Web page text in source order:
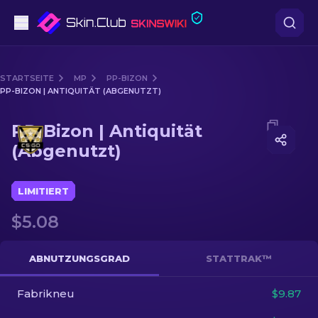
Mittelklasse
Gewehr
Messer
Kisten
STARTSEITE MP
PP-BIZON
PP-BIZON | ANTIQUITÄT (ABGENUTZT)
Media of PP-Bizon | Antiquität (Abgenutzt)
PP-Bizon | Antiquität
(Abgenutzt)
LIMITIERT
$5.08
ABNUTZUNGSGRAD STATTRAK™
Fabrikneu $9.87